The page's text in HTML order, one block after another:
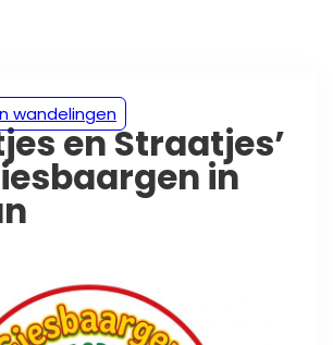
wandelingen
en Straatjes’
in